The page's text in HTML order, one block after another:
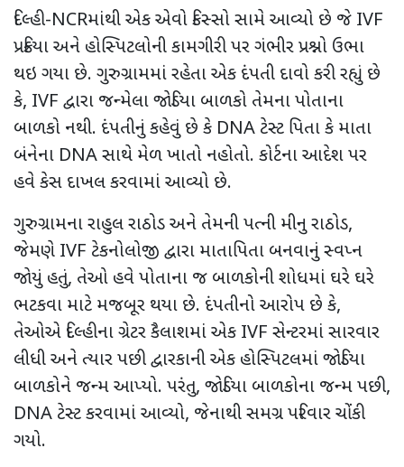
દિલ્હી-NCRમાંથી એક એવો કિસ્સો સામે આવ્યો છે જે IVF
પ્રક્રિયા અને હોસ્પિટલોની કામગીરી પર ગંભીર પ્રશ્નો ઉભા
થઇ ગયા છે. ગુરુગ્રામમાં રહેતા એક દંપતી દાવો કરી રહ્યું છે
કે, IVF દ્વારા જન્મેલા જોડિયા બાળકો તેમના પોતાના
બાળકો નથી. દંપતીનું કહેવું છે કે DNA ટેસ્ટ પિતા કે માતા
બંનેના DNAસાથે મેળ ખાતો નહોતો. કોર્ટના આદેશ પર
હવે કેસ દાખલ કરવામાં આવ્યો છે.
ગુરુગ્રામના રાહુલ રાઠોડ અને તેમની પત્ની મીનુ રાઠોડ,
જેમણે IVF ટેકનોલોજી દ્વારા માતાપિતા બનવાનું સ્વપ્ન
જોયું હતું, તેઓ હવે પોતાના જ બાળકોની શોધમાં ઘરે ઘરે
ભટકવા માટે મજબૂર થયા છે. દંપતીનો આરોપ છે કે,
તેઓએ દિલ્હીના ગ્રેટર કૈલાશમાં એક IVF સેન્ટરમાં સારવાર
લીધી અને ત્યાર પછી દ્વારકાની એક હોસ્પિટલમાં જોડિયા
બાળકોને જન્મ આપ્યો. પરંતુ, જોડિયા બાળકોના જન્મ પછી,
DNA ટેસ્ટ કરવામાં આવ્યો, જેનાથી સમગ્ર પરિવાર ચોંકી
ગયો.